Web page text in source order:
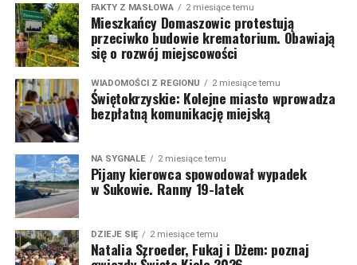
FAKTY Z MASŁOWA 2 miesiące temu
Mieszkańcy Domaszowic protestują
przeciwko budowie krematorium. Obawiają
się o rozwój miejscowości
WIADOMOŚCI Z REGIONU 2 miesiące temu
Świętokrzyskie: Kolejne miasto wprowadza
bezpłatną komunikację miejską
NA SYGNALE 2 miesiące temu
Pijany kierowca spowodował wypadek
w Sukowie. Ranny 19-latek
DZIEJE SIĘ 2 miesiące temu
Natalia Szroeder, Fukaj i Dżem: poznaj